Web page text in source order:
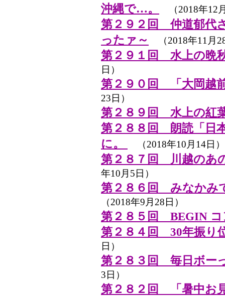
沖縄で…。
（2018年12
第２９２回 仲道郁代
ったァ～
（2018年11月
第２９１回 水上の晩
日）
第２９０回 「大岡越
23日）
第２８９回 水上の紅
第２８８回 朗読「日
に。
（2018年10月14日）
第２８７回 川越のあ
年10月5日）
第２８６回 みなかみ
（2018年9月28日）
第２８５回 BEGIN
第２８４回 30年振り
日）
第２８３回 毎日ボー
3日）
第２８２回 「暑中お